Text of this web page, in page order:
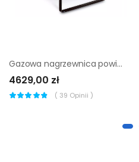
Gazowa nagrzewnica powietrza Remko PGT 60
4629,00 zł
( 39 Opinii )